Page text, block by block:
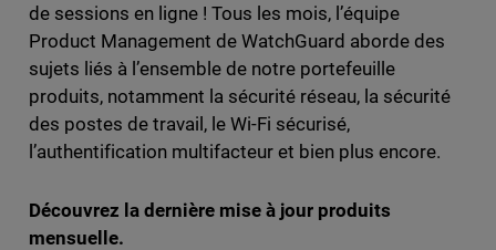
de sessions en ligne ! Tous les mois, l’équipe
Product Management de WatchGuard aborde des
sujets liés à l’ensemble de notre portefeuille
produits, notamment la sécurité réseau, la sécurité
des postes de travail, le Wi-Fi sécurisé,
l’authentification multifacteur et bien plus encore.
Découvrez la dernière mise à jour produits
mensuelle.